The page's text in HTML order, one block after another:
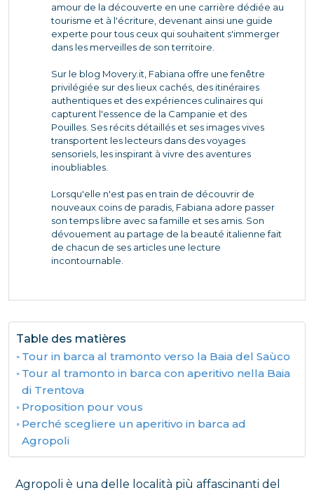
amour de la découverte en une carrière dédiée au
tourisme et à l'écriture, devenant ainsi une guide
experte pour tous ceux qui souhaitent s'immerger
dans les merveilles de son territoire.
Sur le blog Movery.it, Fabiana offre une fenêtre
privilégiée sur des lieux cachés, des itinéraires
authentiques et des expériences culinaires qui
capturent l'essence de la Campanie et des
Pouilles. Ses récits détaillés et ses images vives
transportent les lecteurs dans des voyages
sensoriels, les inspirant à vivre des aventures
inoubliables.
Lorsqu'elle n'est pas en train de découvrir de
nouveaux coins de paradis, Fabiana adore passer
son temps libre avec sa famille et ses amis. Son
dévouement au partage de la beauté italienne fait
de chacun de ses articles une lecture
incontournable.
Table des matières
Tour in barca al tramonto verso la Baia del Saùco
Tour al tramonto in barca con aperitivo nella Baia
di Trentova
Proposition pour vous
Perché scegliere un aperitivo in barca ad
Agropoli
Agropoli è una delle località più affascinanti del